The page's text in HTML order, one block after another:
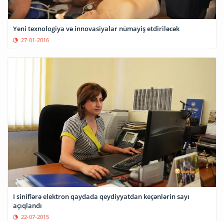
Yeni texnologiya və innovasiyalar nümayiş etdiriləcək
27-01-2016
I siniflərə elektron qaydada qeydiyyatdan keçənlərin sayı
açıqlandı
22-07-2015